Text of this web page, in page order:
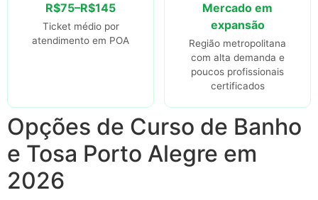
R$75–R$145
Ticket médio por
atendimento em POA
Mercado em
expansão
Região metropolitana
com alta demanda e
poucos profissionais
certificados
Opções de Curso de Banho
e Tosa Porto Alegre em
2026